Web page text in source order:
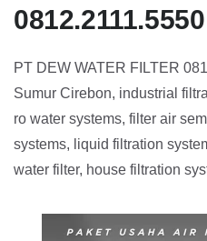
0812.2111.5550
PT DEW WATER FILTER
Sumur Cirebon, industrial
ro water systems, filter air
systems, liquid filtration
water filter, house filtration